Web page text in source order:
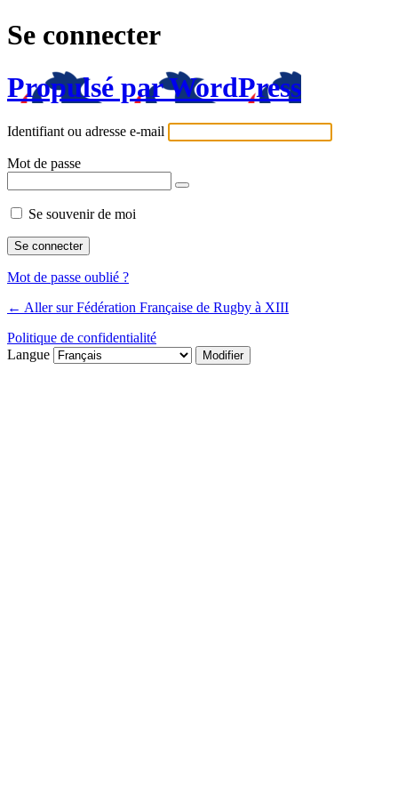
Se connecter
Propulsé par WordPress
Identifiant ou adresse e-mail
Mot de passe
Se souvenir de moi
Mot de passe oublié ?
← Aller sur Fédération Française de Rugby à XIII
Politique de confidentialité
Langue